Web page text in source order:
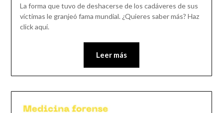
La forma que tuvo de deshacerse de los cadáveres de sus
víctimas le granjeó fama mundial. ¿Quieres saber más? Haz
click aquí.
Leer más